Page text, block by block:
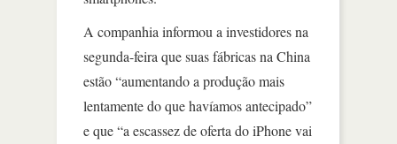
A companhia informou a investidores na
segunda-feira que suas fábricas na China
estão “aumentando a produção mais
lentamente do que havíamos antecipado”
e que “a escassez de oferta do iPhone vai